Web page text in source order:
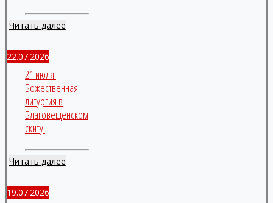
Читать далее
22.07.2026
21 июля.
Божественная
литургия в
Благовещенском
скиту.
Читать далее
19.07.2026